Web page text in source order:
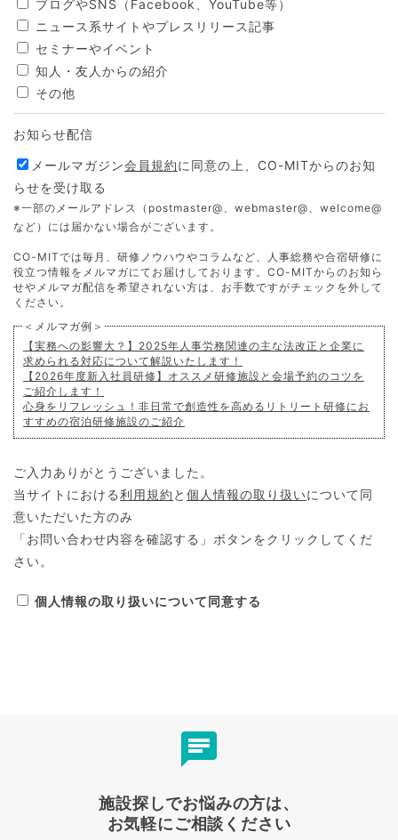
ブログやSNS（Facebook、YouTube等）
ニュース系サイトやプレスリリース記事
セミナーやイベント
知人・友人からの紹介
その他
お知らせ配信
メールマガジン会員規約に同意の上、CO-MITからのお知
らせを受け取る
※一部のメールアドレス（postmaster@、webmaster@、welcome@
など）には届かない場合がございます。
CO-MITでは毎月、研修ノウハウやコラムなど、人事総務や合宿研修に
役立つ情報をメルマガにてお届けしております。CO-MITからのお知ら
せやメルマガ配信を希望されない方は、お手数ですがチェックを外して
ください。
＜メルマガ例＞
【実務への影響大？】2025年人事労務関連の主な法改正と企業に
求められる対応について解説いたします！
【2026年度新入社員研修】オススメ研修施設と会場予約のコツを
ご紹介します！
心身をリフレッシュ！非日常で創造性を高めるリトリート研修にお
すすめの宿泊研修施設のご紹介
ご入力ありがとうございました。
当サイトにおける利用規約 と 個人情報の取り扱いについて同
意いただいた方のみ
「お問い合わせ内容を確認する」ボタンをクリックしてくだ
さい。
個人情報の取り扱いについて同意する
施設探しでお悩みの方は、
お気軽にご相談ください